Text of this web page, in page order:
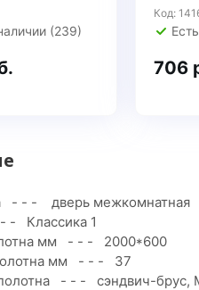
(239)
Код:
706
- - - дверь межкомнатная
- Классика 1
мм - - - 2000*600
мм - - - 37
- - - сэндвич-брус,